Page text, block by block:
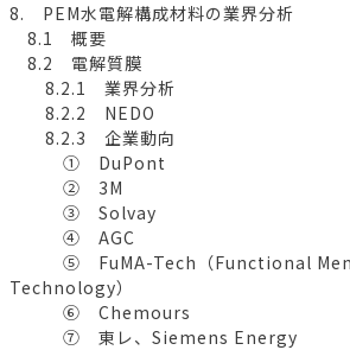
8. PEM水電解構成材料の業界分析
8.1 概要
8.2 電解質膜
8.2.1 業界分析
8.2.2 NEDO
8.2.3 企業動向
① DuPont
② 3M
③ Solvay
④ AGC
⑤ FuMA-Tech（Functional
Technology）
⑥ Chemours
⑦ 東レ、Siemens Energy